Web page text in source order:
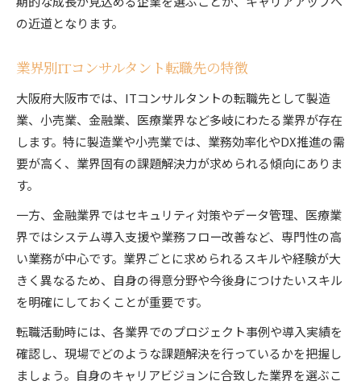
の近道となります。
業界別ITコンサルタント転職先の特徴
大阪府大阪市では、ITコンサルタントの転職先として製造
業、小売業、金融業、医療業界など多岐にわたる業界が存在
します。特に製造業や小売業では、業務効率化やDX推進の需
要が高く、業界固有の課題解決力が求められる傾向にありま
す。
一方、金融業界ではセキュリティ対策やデータ管理、医療業
界ではシステム導入支援や業務フロー改善など、専門性の高
い業務が中心です。業界ごとに求められるスキルや経験が大
きく異なるため、自身の得意分野や今後身につけたいスキル
を明確にしておくことが重要です。
転職活動時には、各業界でのプロジェクト事例や導入実績を
確認し、現場でどのような課題解決を行っているかを把握し
ましょう。自身のキャリアビジョンに合致した業界を選ぶこ